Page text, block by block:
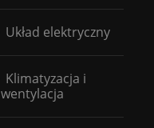
Układ elektryczny
Klimatyzacja i
wentylacja